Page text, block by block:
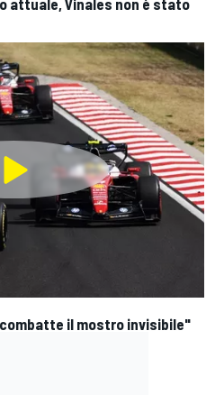
attuale, Vinales non è stato
il mostro invisibile"